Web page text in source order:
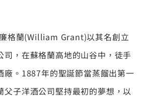
格蘭(William Grant)以其名創立
司，在蘇格蘭高地的山谷中，徒手
廠。1887年的聖誕節當蒸餾出第一
父子洋酒公司堅持最初的夢想，以